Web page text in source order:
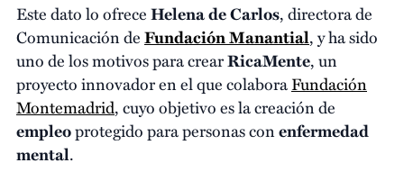
Este dato lo ofreceHelena de Carlos, directora de
Comunicación deFundación Manantial, y ha sido
uno de los motivos para crearRicaMente, un
proyecto innovador en el que colaboraFundación
Montemadrid, cuyo objetivo es la creación de
empleoprotegido para personas conenfermedad
mental.